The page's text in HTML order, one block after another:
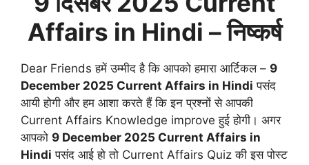
Affairs in Hindi – निष्कर्ष
Dear Friends हमें उम्मीद है कि आपको हमारा आर्टिकल – 9
December 2025 Current Affairs in Hindi पसंद
आयी होगी और हम आशा करते हैं कि इन प्रश्नों से आपकी
Current Affairs Knowledge improve हुई होगी। अगर
आपको 9 December 2025 Current Affairs in
Hindi पसंद आई हो तो Current Affairs Quiz की इस पोस्ट